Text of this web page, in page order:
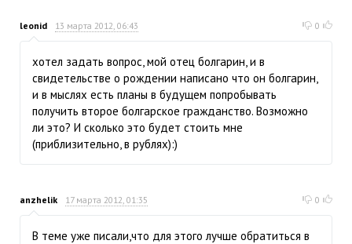
leonid 13 марта 2012, 06:43 0
хотел задать вопрос, мой отец болгарин, и в
свидетельстве о рождении написано что он болгарин,
и в мыслях есть планы в будущем попробывать
получить второе болгарское гражданство. Возможно
ли это? И сколько это будет стоить мне
(приблизительно, в рублях):)
anzhelik 17 марта 2012, 01:35 0
В теме уже писали,что для этого лучше обратиться в